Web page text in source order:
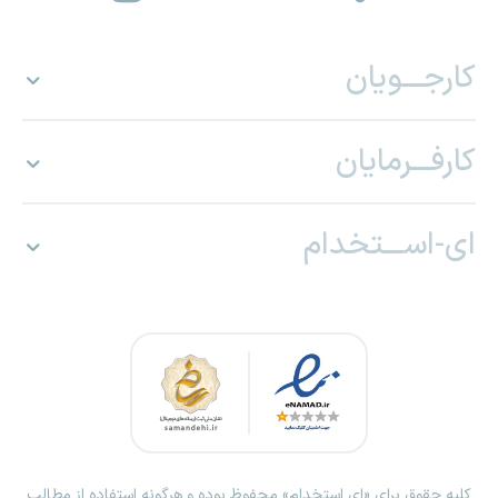
کارجـــویان
کارفـــرمایان
ای-اســـتخدام